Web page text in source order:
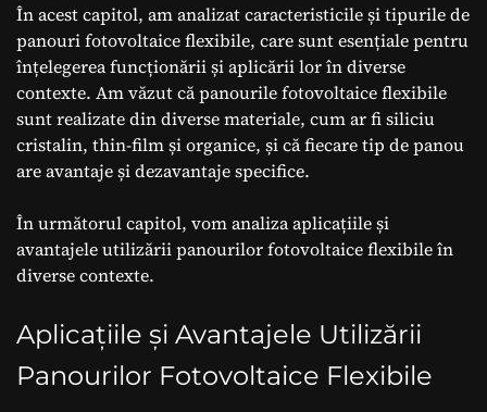
În acest capitol, am analizat caracteristicile și tipurile de
panouri fotovoltaice flexibile, care sunt esențiale pentru
înțelegerea funcționării și aplicării lor în diverse
contexte. Am văzut că panourile fotovoltaice flexibile
sunt realizate din diverse materiale, cum ar fi siliciu
cristalin, thin-film și organice, și că fiecare tip de panou
are avantaje și dezavantaje specifice.
În următorul capitol, vom analiza aplicațiile și
avantajele utilizării panourilor fotovoltaice flexibile în
diverse contexte.
Aplicațiile și Avantajele Utilizării
Panourilor Fotovoltaice Flexibile